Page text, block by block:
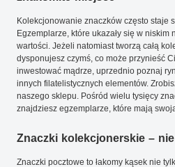
Kolekcjonowanie znaczków często staje
Egzemplarze, które ukazały się w niskim
wartości. Jeżeli natomiast tworzą całą
dysponujesz czymś, co może przynieść
inwestować mądrze, uprzednio poznaj
innych filatelistycznych elementów.
naszego sklepu. Pośród wielu tysięcy
znajdziesz egzemplarze, które mają
Znaczki kolekcjonerskie –
Znaczki pocztowe to łakomy kąsek nie